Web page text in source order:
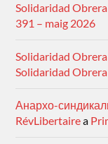
Solidaridad
391 – maig 2026
Solidaridad
Solidaridad
Анархо-
RévLibertairea